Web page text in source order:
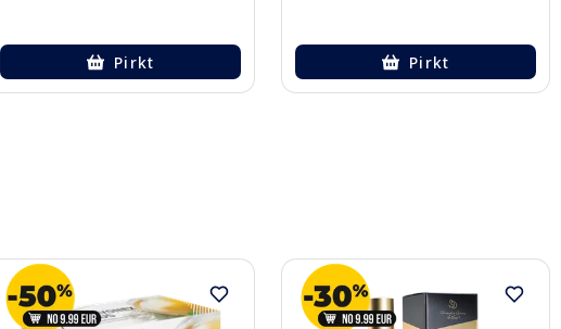
Pirkt Pirkt